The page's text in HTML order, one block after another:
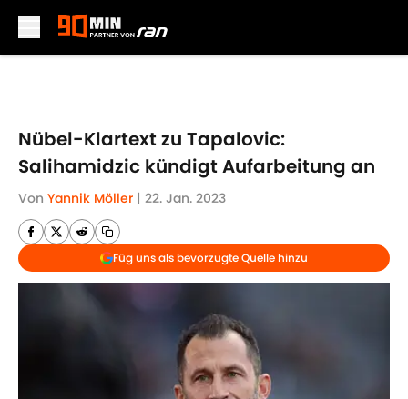
Nübel-Klartext zu Tapalovic:
Salihamidzic kündigt Aufarbeitung an
Von Yannik Möller | 22. Jan. 2023
Füg uns als bevorzugte Quelle hinzu